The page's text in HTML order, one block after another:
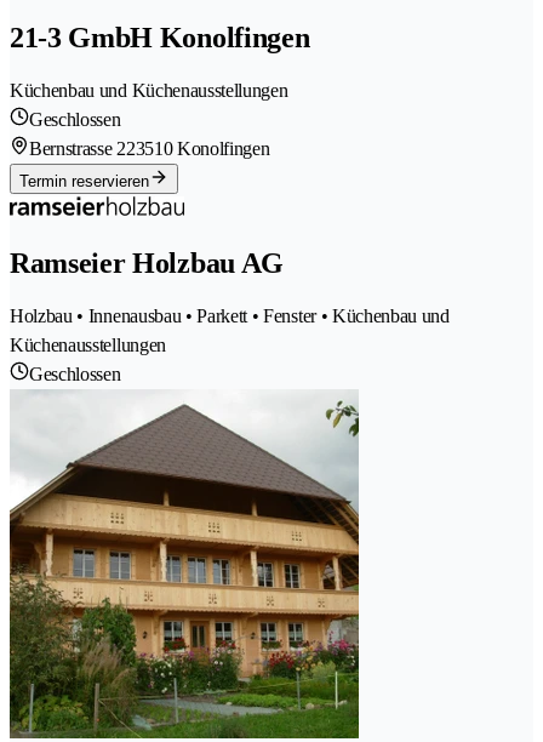
21-3 GmbH Konolfingen
Küchenbau und Küchenausstellungen
Geschlossen
Bernstrasse 223510 Konolfingen
Termin reservieren
Ramseier Holzbau AG
Holzbau • Innenausbau • Parkett • Fenster • Küchenbau und
Küchenausstellungen
Geschlossen